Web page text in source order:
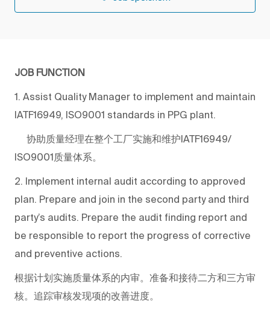
JOB FUNCTION
1. Assist Quality Manager to implement and maintain
IATF16949, ISO9001 standards in PPG plant.
协助质量经理在整个工厂实施和维护IATF16949/
ISO9001质量体系。
2. Implement internal audit according to approved
plan. Prepare and join in the second party and third
party’s audits. Prepare the audit finding report and
be responsible to report the progress of corrective
and preventive actions.
根据计划实施质量体系的内审。准备和接待二方和三方审
核。追踪审核发现项的改善进度。